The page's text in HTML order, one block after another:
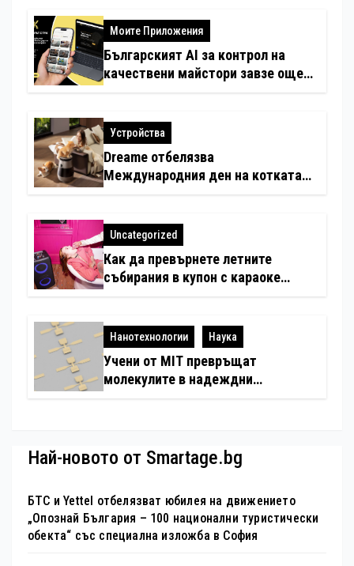
Моите Приложения
Българският AI за контрол на
качествени майстори завзе още
Устройства
Dreame отбелязва
Международния ден на котката
любимци
Uncategorized
Как да превърнете летните
събирания в купон с караоке
Нанотехнологии Наука
Учени от MIT превръщат
молекулите в надеждни
Най-новото от Smartage.bg
БТС и Yettel отбелязват юбилея на движението
„Опознай България – 100 национални туристически
обекта“ със специална изложба в София